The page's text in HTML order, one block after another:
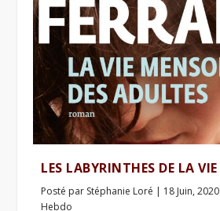
LES LABYRINTHES DE LA VIE
Posté par Stéphanie Loré | 18 Juin, 2020
Hebdo